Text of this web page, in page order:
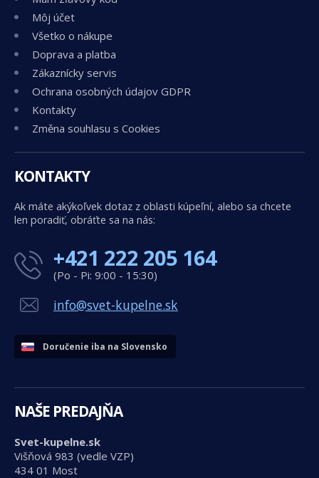
Môj účet
Všetko o nákupe
Doprava a platba
Zákaznícky servis
Ochrana osobných údajov GDPR
Kontakty
Změna souhlasu s Cookies
KONTAKTY
Ak máte akýkoľvek dotaz z oblasti kúpeľní, alebo sa chcete
len poradiť, obráťte sa na nás:
+421 222 205 164
(Po - Pi: 9:00 - 15:30)
info@svet-kupelne.sk
Doručenie iba na Slovensko
NAŠE PREDAJŇA
Svet-kupelne.sk
Višňová 983 (vedle VZP)
434 01 Most